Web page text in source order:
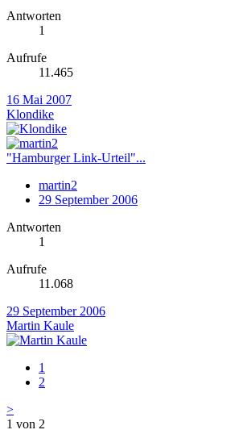
Antworten
1
Aufrufe
11.465
16 Mai 2007
Klondike
"Hamburger Link-Urteil"...
martin2
29 September 2006
Antworten
1
Aufrufe
11.068
29 September 2006
Martin Kaule
1
2
>
1 von 2